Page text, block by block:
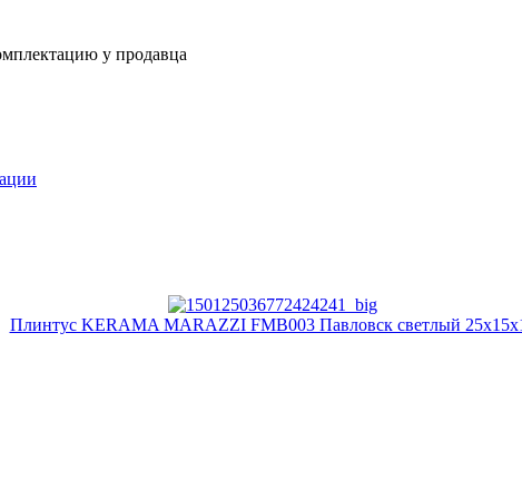
у продавца
Плинтус KERAMA MARAZZI FMB003 Павловск светлый